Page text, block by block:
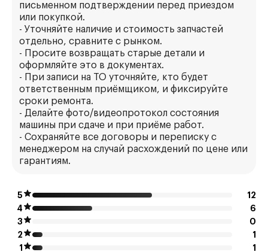
письменном подтверждении перед приездом
или покупкой.
- Уточняйте наличие и стоимость запчастей
отдельно, сравните с рынком.
- Просите возвращать старые детали и
оформляйте это в документах.
- При записи на ТО уточняйте, кто будет
ответственным приёмщиком, и фиксируйте
сроки ремонта.
- Делайте фото/видеопротокол состояния
машины при сдаче и при приёме работ.
- Сохраняйте все договоры и переписку с
менеджером на случай расхождений по цене или
гарантиям.
5
12
4
6
3
0
2
1
1
1